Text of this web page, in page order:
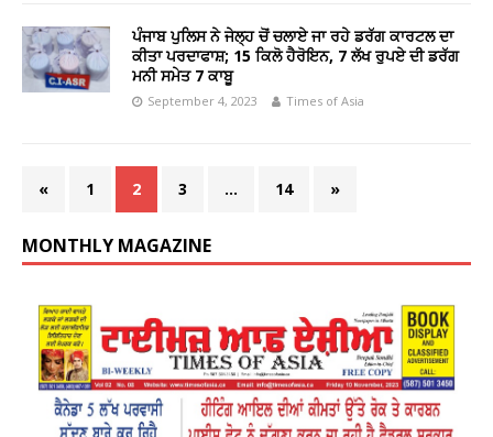
ਪੰਜਾਬ ਪੁਲਿਸ ਨੇ ਜੇਲ੍ਹ ਚੋਂ ਚਲਾਏ ਜਾ ਰਹੇ ਡਰੱਗ ਕਾਰਟਲ ਦਾ
ਕੀਤਾ ਪਰਦਾਫਾਸ਼; 15 ਕਿਲੋ ਹੈਰੋਇਨ, 7 ਲੱਖ ਰੁਪਏ ਦੀ ਡਰੱਗ
ਮਨੀ ਸਮੇਤ 7 ਕਾਬੂ
September 4, 2023 Times of Asia
« 1 2 3 … 14 »
MONTHLY MAGAZINE